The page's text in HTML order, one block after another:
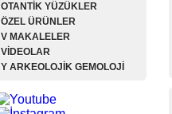
OTANTİK YÜZÜKLER
ÖZEL ÜRÜNLER
V MAKALELER
VİDEOLAR
Y ARKEOLOJİK GEMOLOJİ